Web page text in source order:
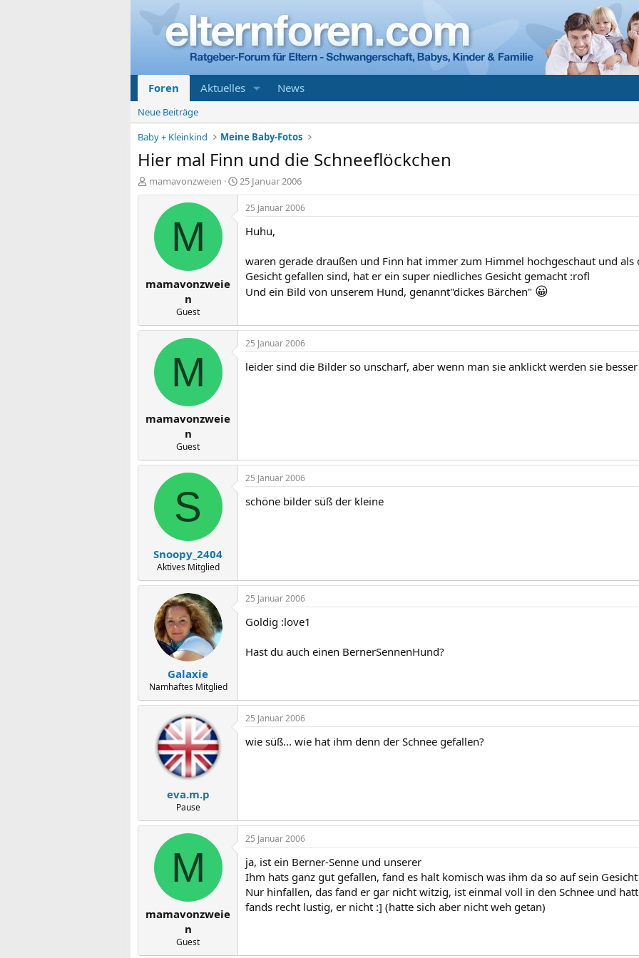
Foren Aktuelles News
Neue Beiträge
Baby + Kleinkind
Meine Baby-Fotos
Hier mal Finn und die Schneeflöckchen
E
r
r
mamavonzweien
E
r
m
25 Januar 2006
M
mamavonzweie
n
Guest
25 Januar 2006
Huhu,
waren gerade draußen und Finn hat immer zum Himmel hochgeschaut und als
Gesicht gefallen sind, hat er ein super niedliches Gesicht gemacht :rofl
Und ein Bild von unserem Hund, genannt"dickes Bärchen" 😀
M
mamavonzweie
n
Guest
25 Januar 2006
leider sind die Bilder so unscharf, aber wenn man sie anklickt werden sie besser
S
Snoopy_2404
Aktives Mitglied
25 Januar 2006
schöne bilder süß der kleine
Galaxie
Namhaftes Mitglied
25 Januar 2006
Goldig :love1
Hast du auch einen BernerSennenHund?
eva.m.p
Pause
25 Januar 2006
wie süß... wie hat ihm denn der Schnee gefallen?
M
mamavonzweie
n
Guest
25 Januar 2006
ja, ist ein Berner-Senne und unserer
Ihm hats ganz gut gefallen, fand es halt komisch was ihm da so auf sein
Nur hinfallen, das fand er gar nicht witzig, ist einmal voll in den Schnee und
fands recht lustig, er nicht :] (hatte sich aber nicht weh getan)